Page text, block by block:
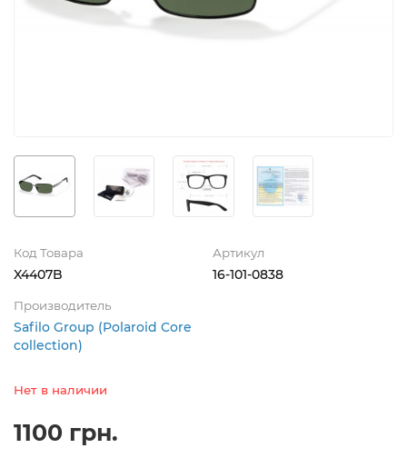
Код Товара
X4407B
Артикул
16-101-0838
Производитель
Safilo Group (Polaroid Core
collection)
Нет в наличии
1100 грн.